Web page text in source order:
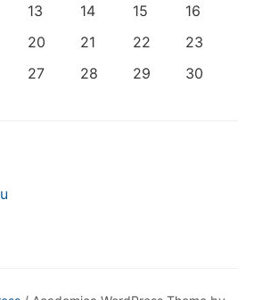
13 14 15
16
20 21 22
23
27 28 29
30